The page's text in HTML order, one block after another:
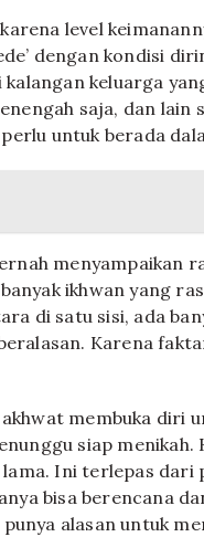
level
dengan kondisi
keluarga
saja, dan lain
untuk berada
menyampaikan
ikhwan yang
di satu sisi, ada
Karena
membuka diri
siap
Ini terlepas dari
bisa berencana
alasan untuk